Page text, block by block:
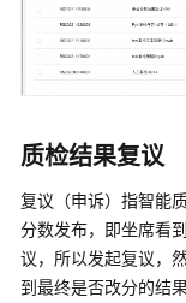
质检结果复议
复议（申诉）指智能
分数发布，即坐席看
议，所以发起复议，
到最终是否改分的结